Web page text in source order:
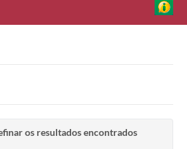
os resultados encontrados